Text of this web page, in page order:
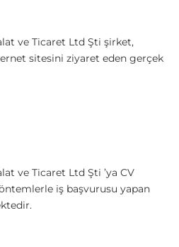
ve Ticaret Ltd Şti şirket,
sitesini ziyaret eden gerçek
ve Ticaret Ltd Şti ’ya CV
iş başvurusu yapan